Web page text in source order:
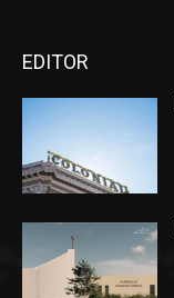
EDITOR